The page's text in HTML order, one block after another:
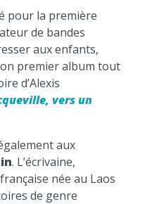
pour la première
de bandes
aux enfants,
premier album tout
d’Alexis
vers un
aux
. L’écrivaine,
née au Laos
de genre